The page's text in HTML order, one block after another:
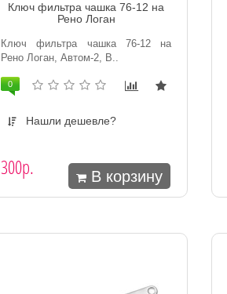
Ключ фильтра чашка 76-12 на
Рено Логан
Ключ фильтра чашка 76-12 на
Рено Логан, Автом-2, В..
0
Нашли дешевле?
300р. В корзину